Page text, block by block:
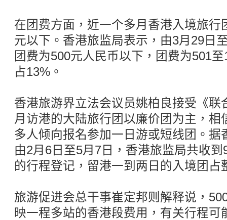
在团费方面，近一个多月香港入境旅行
元以下。香港旅监局表示，由3月29日
团费为500元人民币以下，团费为501
占13%。
香港旅游界立法会议员姚柏良接受《联
月访港的大陆旅行团以廉价团为主，相
多人倾向报名参加一日游或短线团。据
由2月6日至5月7日，香港旅监局共收
的行程登记，留港一到两日的入境团占
旅游促进会总干事崔定邦则解释说，
映一程多站的香港段费用，有关行程可